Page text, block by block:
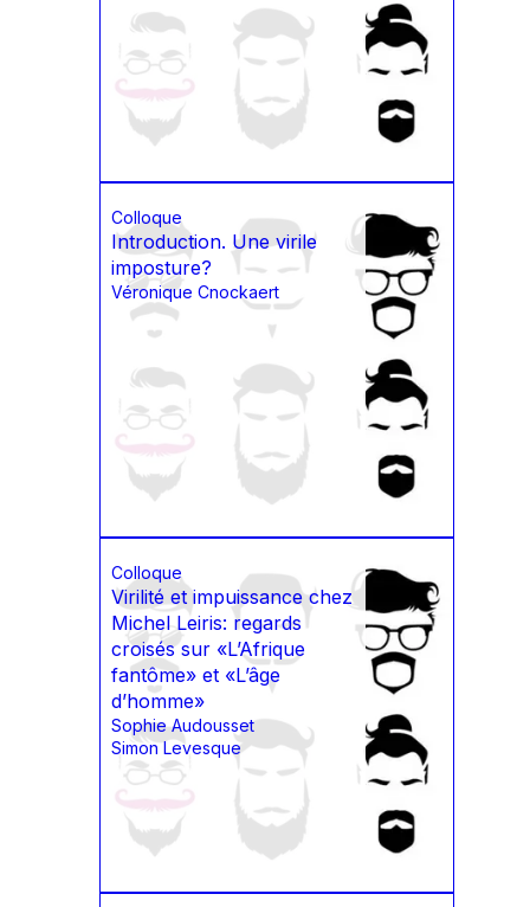
Colloque
Introduction. Une virile
imposture?
Véronique Cnockaert
Colloque
Virilité et impuissance chez
Michel Leiris: regards
croisés sur «L’Afrique
fantôme» et «L’âge
d’homme»
Sophie Audousset
Simon Levesque